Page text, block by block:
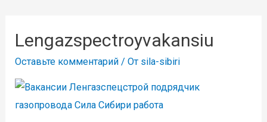
Lengazspectroyvakansiu
Оставьте комментарий / От sila-sibiri